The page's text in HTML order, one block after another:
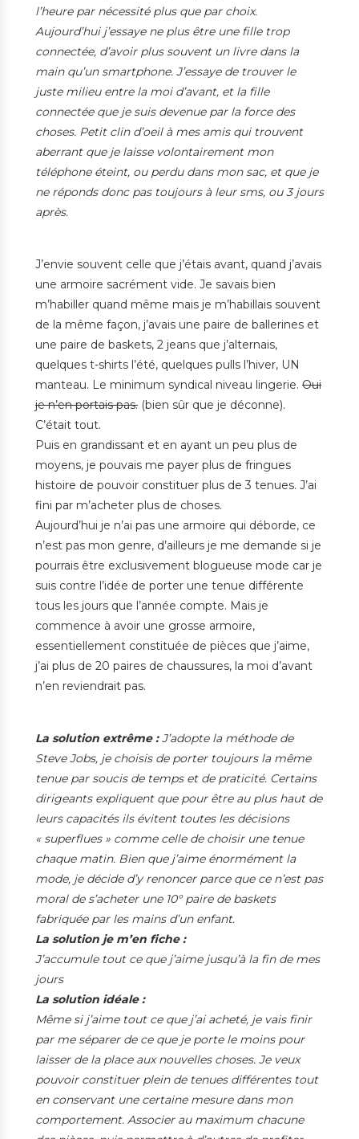
l’heure par nécessité plus que par choix.
Aujourd’hui j’essaye ne plus être une fille trop
connectée, d’avoir plus souvent un livre dans la
main qu’un smartphone. J’essaye de trouver le
juste milieu entre la moi d’avant, et la fille
connectée que je suis devenue par la force des
choses. Petit clin d’oeil à mes amis qui trouvent
aberrant que je laisse volontairement mon
téléphone éteint, ou perdu dans mon sac, et que je
ne réponds donc pas toujours à leur sms, ou 3 jours
après.
J’envie souvent celle que j’étais avant, quand j’avais
une armoire sacrément vide. Je savais bien
m’habiller quand même mais je m’habillais souvent
de la même façon, j’avais une paire de ballerines et
une paire de baskets, 2 jeans que j’alternais,
quelques t-shirts l’été, quelques pulls l’hiver, UN
manteau. Le minimum syndical niveau lingerie. Oui
je n’en portais pas. (bien sûr que je déconne).
C’était tout.
Puis en grandissant et en ayant un peu plus de
moyens, je pouvais me payer plus de fringues
histoire de pouvoir constituer plus de 3 tenues. J’ai
fini par m’acheter plus de choses.
Aujourd’hui je n’ai pas une armoire qui déborde, ce
n’est pas mon genre, d’ailleurs je me demande si je
pourrais être exclusivement blogueuse mode car je
suis contre l’idée de porter une tenue différente
tous les jours que l’année compte. Mais je
commence à avoir une grosse armoire,
essentiellement constituée de pièces que j’aime,
j’ai plus de 20 paires de chaussures, la moi d’avant
n’en reviendrait pas.
La solution extrême :J’adopte la méthode de
Steve Jobs, je choisis de porter toujours la même
tenue par soucis de temps et de praticité. Certains
dirigeants expliquent que pour être au plus haut de
leurs capacités ils évitent toutes les décisions
« superflues » comme celle de choisir une tenue
chaque matin. Bien que j’aime énormément la
mode, je décide d’y renoncer parce que ce n’est pas
moral de s’acheter une 10° paire de baskets
fabriquée par les mains d’un enfant.
La solution je m’en fiche :
J’accumule tout ce que j’aime jusqu’à la fin de mes
jours
La solution idéale :
Même si j’aime tout ce que j’ai acheté, je vais finir
par me séparer de ce que je porte le moins pour
laisser de la place aux nouvelles choses. Je veux
pouvoir constituer plein de tenues différentes tout
en conservant une certaine mesure dans mon
comportement. Associer au maximum chacune